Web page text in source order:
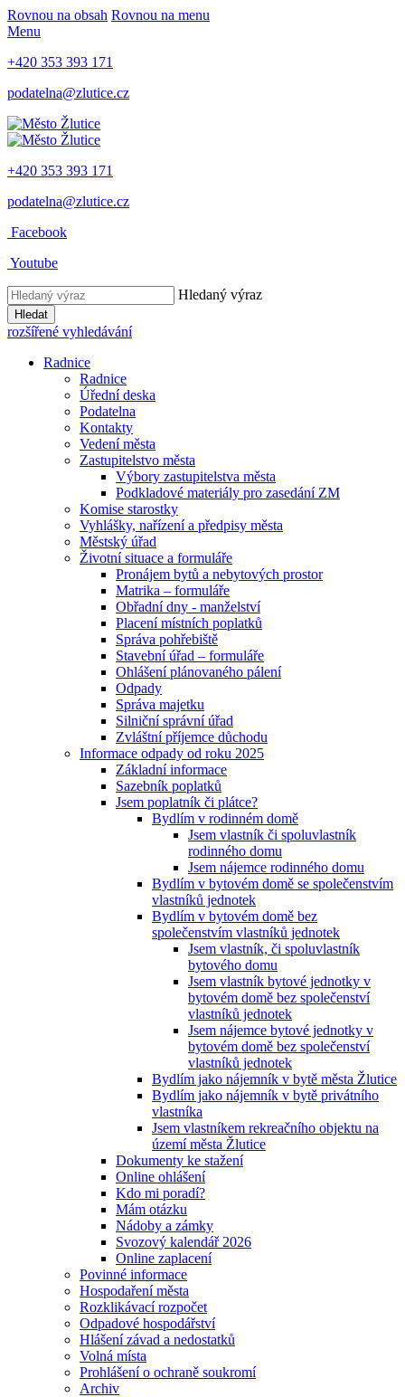
Rovnou na obsah Rovnou na menu
Menu
+420 353 393 171
podatelna@zlutice.cz
+420 353 393 171
podatelna@zlutice.cz
Facebook
Youtube
Hledaný výraz
Hledat
rozšířené vyhledávání
Radnice
Radnice
Úřední deska
Podatelna
Kontakty
Vedení města
Zastupitelstvo města
Výbory zastupitelstva města
Podkladové materiály pro zasedání ZM
Komise starostky
Vyhlášky, nařízení a předpisy města
Městský úřad
Životní situace a formuláře
Pronájem bytů a nebytových prostor
Matrika – formuláře
Obřadní dny - manželství
Placení místních poplatků
Správa pohřebiště
Stavební úřad – formuláře
Ohlášení plánovaného pálení
Odpady
Správa majetku
Silniční správní úřad
Zvláštní příjemce důchodu
Informace odpady od roku 2025
Základní informace
Sazebník poplatků
Jsem poplatník či plátce?
Bydlím v rodinném domě
Jsem vlastník či spoluvlastník
rodinného domu
Jsem nájemce rodinného domu
Bydlím v bytovém domě se společenstvím
vlastníků jednotek
Bydlím v bytovém domě bez
společenstvím vlastníků jednotek
Jsem vlastník, či spoluvlastník
bytového domu
Jsem vlastník bytové jednotky v
bytovém domě bez společenství
vlastníků jednotek
Jsem nájemce bytové jednotky v
bytovém domě bez společenství
vlastníků jednotek
Bydlím jako nájemník v bytě města Žlutice
Bydlím jako nájemník v bytě privátního
vlastníka
Jsem vlastníkem rekreačního objektu na
území města Žlutice
Dokumenty ke stažení
Online ohlášení
Kdo mi poradí?
Mám otázku
Nádoby a zámky
Svozový kalendář 2026
Online zaplacení
Povinné informace
Hospodaření města
Rozklikávací rozpočet
Odpadové hospodářství
Hlášení závad a nedostatků
Volná místa
Prohlášení o ochraně soukromí
Archiv